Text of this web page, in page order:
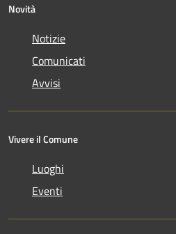
Novità
Notizie
Comunicati
Avvisi
Vivere il Comune
Luoghi
Eventi